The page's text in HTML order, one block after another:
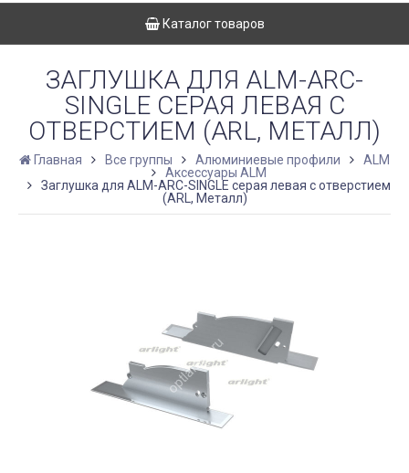
Каталог товаров
ЗАГЛУШКА ДЛЯ ALM-ARC-
SINGLE СЕРАЯ ЛЕВАЯ С
ОТВЕРСТИЕМ (ARL, МЕТАЛЛ)
Главная Все группы Алюминиевые профили
ALM
Аксессуары ALM
Заглушка для ALM-ARC-SINGLE серая левая с отверстием
(ARL, Металл)